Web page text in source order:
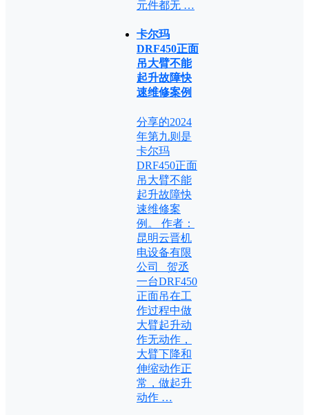
元件都无 …
卡尔玛
DRF450正面
吊大臂不能
起升故障快
速维修案例
分享的2024
年第九则是
卡尔玛
DRF450正面
吊大臂不能
起升故障快
速维修案
例。 作者：
昆明云晋机
电设备有限
公司 贺丞
一台DRF450
正面吊在工
作过程中做
大臂起升动
作无动作，
大臂下降和
伸缩动作正
常，做起升
动作 …